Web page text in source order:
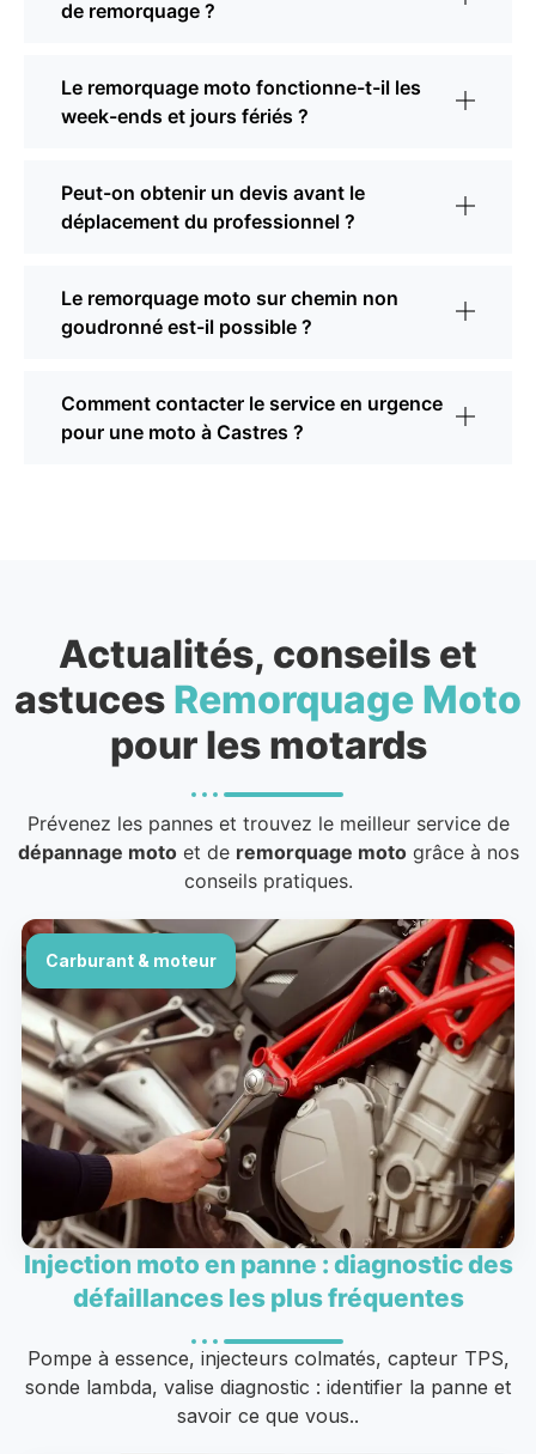
de remorquage ?
Le remorquage moto fonctionne-t-il les
week-ends et jours fériés ?
Peut-on obtenir un devis avant le
déplacement du professionnel ?
Le remorquage moto sur chemin non
goudronné est-il possible ?
Comment contacter le service en urgence
pour une moto à Castres ?
Actualités, conseils et
astuces Remorquage Moto
pour les motards
Prévenez les pannes et trouvez le meilleur service de
dépannage motoet de remorquage motogrâce à nos
conseils pratiques.
Carburant & moteur
Injection moto en panne : diagnostic des
défaillances les plus fréquentes
Pompe à essence, injecteurs colmatés, capteur TPS,
sonde lambda, valise diagnostic : identifier la panne et
savoir ce que vous..